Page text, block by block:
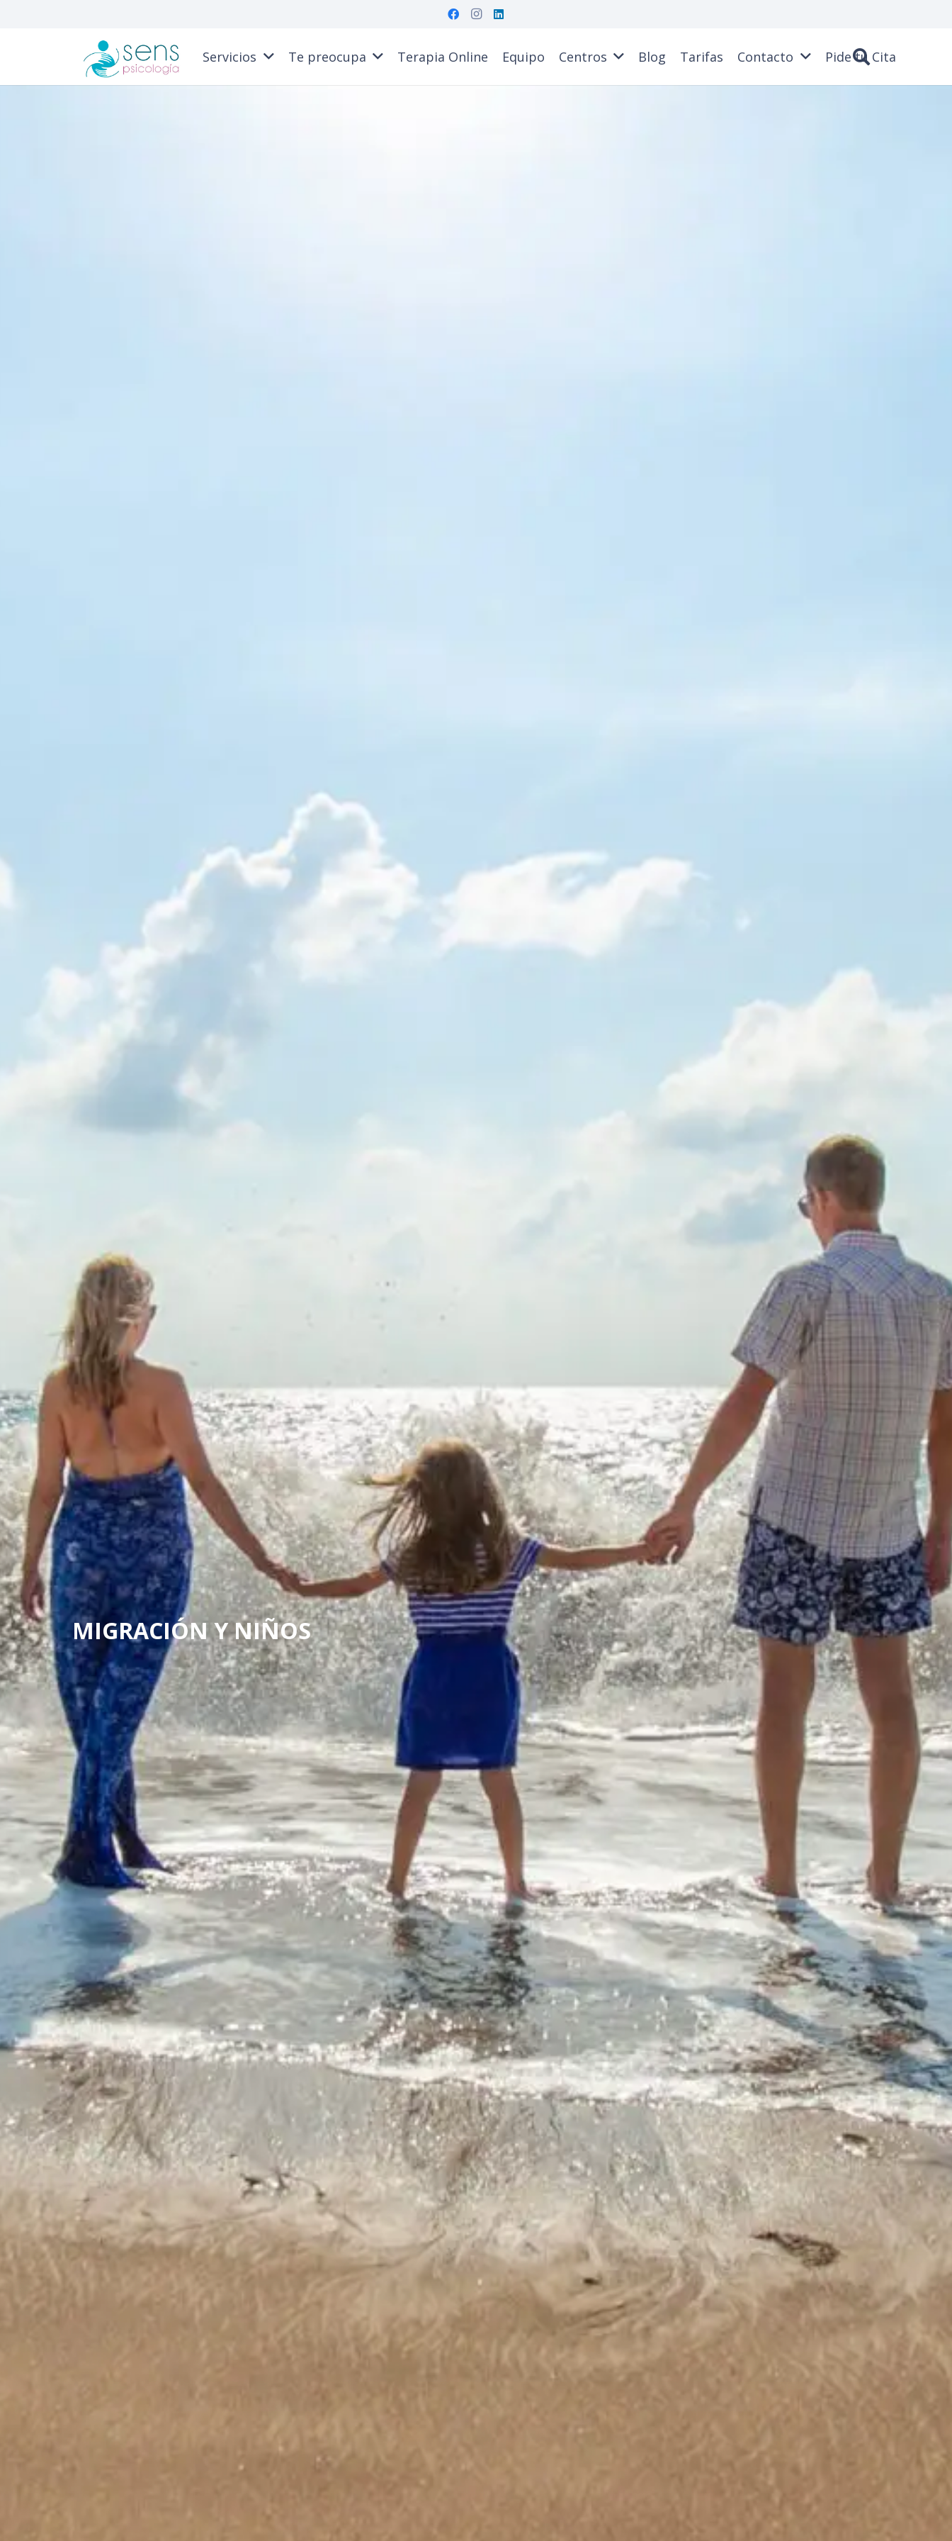
Servicios Te preocupa Terapia Online Equipo Centros Blog Tarifas Contacto Pide tu Cita
MIGRACIÓN Y NIÑOS